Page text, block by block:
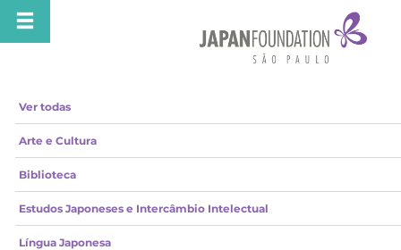
Ver todas
Arte e Cultura
Biblioteca
Estudos Japoneses e Intercâmbio Intelectual
Língua Japonesa